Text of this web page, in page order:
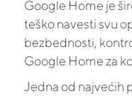
Google Home je
teško navesti svu
bezbednosti,
Google Home za
Jedna od najvećih